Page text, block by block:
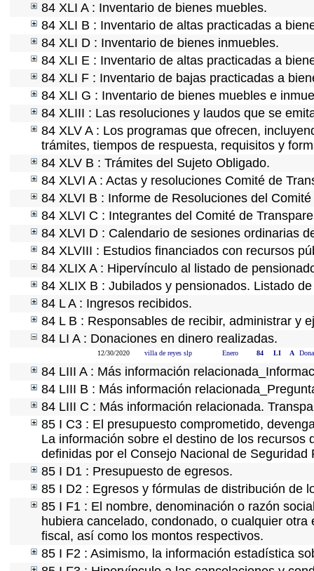
84 XLI A : Inventario de bienes muebles.
84 XLI B : Inventario de altas practicadas a
84 XLI D : Inventario de bienes inmuebles.
84 XLI E : Inventario de altas practicadas a
84 XLI F : Inventario de bajas practicadas a
84 XLI G : Inventario de bienes muebles e
84 XLIII : Las resoluciones y laudos que se
84 XLV A : Los programas que ofrecen,
trámites, tiempos de respuesta, requisitos y
84 XLV B : Trámites del Sujeto Obligado.
84 XLVI A : Actas y resoluciones Comité de
84 XLVI B : Informe de Resoluciones del
84 XLVI C : Integrantes del Comité de
84 XLVI D : Calendario de sesiones ordinarias
84 XLVIII : Estudios financiados con recursos
84 XLIX A : Hipervínculo al listado de
84 XLIX B : Jubilados y pensionados. Listado
84 L A : Ingresos recibidos.
84 L B : Responsables de recibir, administrar y
84 LI A : Donaciones en dinero realizadas.
12/30/2020 villa de reyes slp Enero 84 LI A
84 LIII A : Más información
84 LIII B : Más información
84 LIII C : Más información relacionada.
85 I C3 : El presupuesto comprometido,
La información sobre el destino de los
definidas por el Consejo Nacional de Seguridad
85 I D1 : Presupuesto de egresos.
85 I D2 : Egresos y fórmulas de distribución de
85 I F1 : El nombre, denominación o razón
hubiera cancelado, condonado, o cualquier
fiscal, así como los montos respectivos.
85 I F2 : Asimismo, la información estadística